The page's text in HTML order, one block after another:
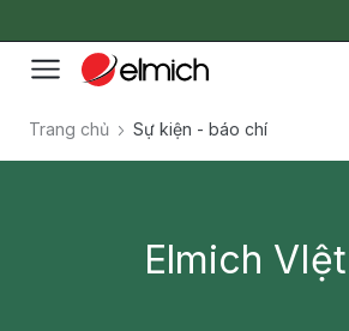
Trang chủ Sự kiện - báo chí
Elmich